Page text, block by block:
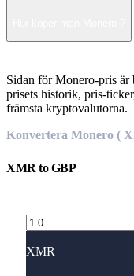
Sidan för Monero-pris är
prisets historik, pris-
främsta kryptovalutorna.
Konvertera Monero (
XMR toGBP
XMR